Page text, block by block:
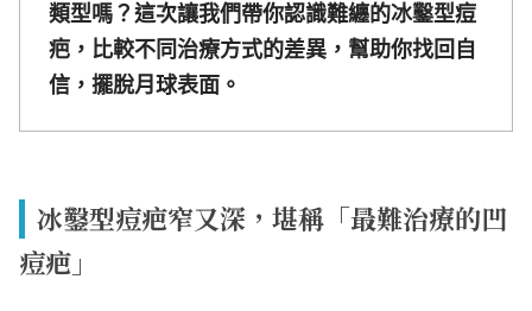
類型嗎？這次讓我們帶你認識難纏的冰鑿型痘
疤，比較不同治療方式的差異，幫助你找回自
信，擺脫月球表面。
冰鑿型痘疤窄又深，堪稱「最難治療的凹
痘疤」